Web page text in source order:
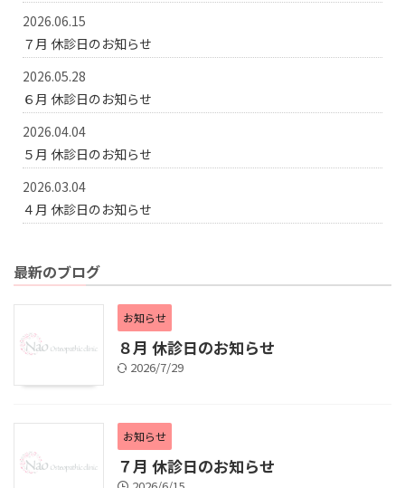
2026.06.15
７月 休診日のお知らせ
2026.05.28
６月 休診日のお知らせ
2026.04.04
５月 休診日のお知らせ
2026.03.04
４月 休診日のお知らせ
最新のブログ
お知らせ
８月 休診日のお知らせ
2026/7/29
お知らせ
７月 休診日のお知らせ